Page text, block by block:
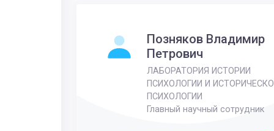
Позняков Владимир
Петрович
ЛАБОРАТОРИЯ ИСТОРИИ
ПСИХОЛОГИИ И
ПСИХОЛОГИИ
Главный научный сотрудник